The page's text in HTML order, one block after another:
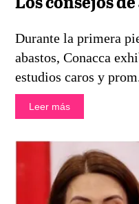
Durante la primera
abastos, Conacca
estudios caros y
Leer más